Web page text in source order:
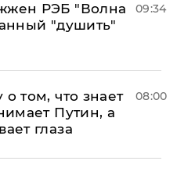
РЭБ "Волна
"душить"
09:34
том, что знает
Путин, а
глаза
08:00